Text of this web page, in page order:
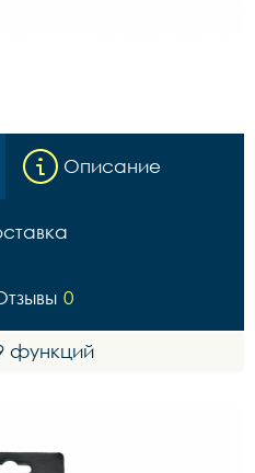
Описание
0
функций